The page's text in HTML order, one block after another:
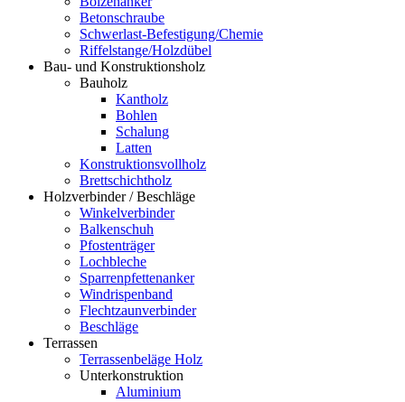
Betonschraube
Schwerlast-Befestigung/Chemie
Riffelstange/Holzdübel
Bau- und Konstruktionsholz
Bauholz
Kantholz
Bohlen
Schalung
Latten
Konstruktionsvollholz
Brettschichtholz
Holzverbinder / Beschläge
Winkelverbinder
Balkenschuh
Pfostenträger
Lochbleche
Sparrenpfettenanker
Windrispenband
Flechtzaunverbinder
Beschläge
Terrassen
Terrassenbeläge Holz
Unterkonstruktion
Aluminium